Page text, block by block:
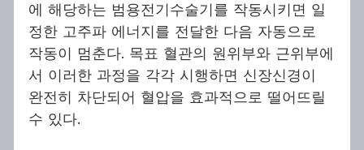
에 해당하는 범용전기수술기를 작동시키면 일
정한 고주파 에너지를 전달한 다음 자동으로
작동이 멈춘다. 목표 혈관의 원위부와 근위부에
서 이러한 과정을 각각 시행하면 신장신경이
완전히 차단되어 혈압을 효과적으로 떨어뜨릴
수 있다.